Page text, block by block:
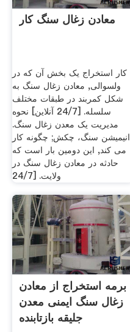
معادن زغال سنگ کار
کار استخراج یک بخش آن که در
ولسوالی, معادن زغال سنگ به
شکل کمربند در طبقات مختلف
سلسله. [24/7 آنلاین] نحوه
مدیریت یک معدن زغال سنگ.
انیمیشن سنگ، چکش; چگونه کار
می کند, این دومین بار است که
حادثه در معادن زغال سنگ در
ولایت. [24/7
برمه استخراج از معادن
زغال سنگ ایمنی معدن
جلیقه بازتابنده